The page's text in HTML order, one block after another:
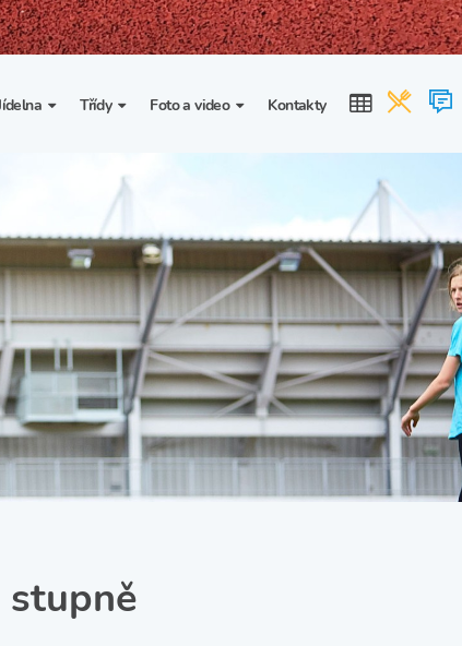
Vnitřní řád školní jídelny
Třídy
Třída I. B Třída I. C
Třída II. A Třída II. C
Třída III. A Třída III. B Třída III. C
Třída IV. A Třída IV. B Třída IV. C
Třída V. A Třída V. B Třída V. C
Třída VI. A Třída VI. B Třída VI. C
Třída VII. A Třída VII. B Třída VII. C
Třída VIII. A Třída VIII. C
Foto a video Kontakty